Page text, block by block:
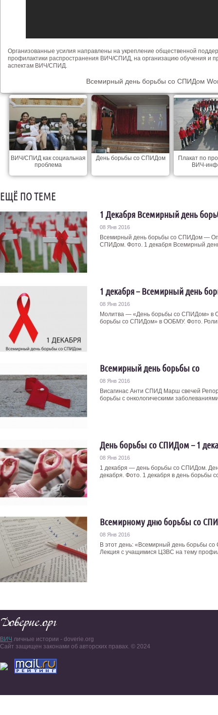
Организованные усилия направлены на укрепление общественной
профилактики распространения ВИЧ/СПИД, на организацию обучения и
аспектам ВИЧ/СПИД.
Всемирный день борьбы со СПИДом
ВИЧ/СПИД как социальная
проблема
День борьбы со СПИДом
Плакат по
ВИЧ-
ЕЩЁ ПО ТЕМЕ
1 Декабря Всемирный день
08 Янв 2016
Всемирный день борьбы со СПИДом —
СПИДом. Фото. 1 декабря Всемирный
1 декабря – Всемирный день
08 Янв 2016
Молитва — «День борьбы со СПИДом» в
борьбы со СПИДом» в ООБМУ. Фото.
Всемирный день борьбы со
08 Янв 2016
Висагинас Анти СПИД Марш свечей
борьбы с онкологическими
День борьбы со СПИДом – 1
08 Янв 2016
1 декабря — день борьбы со СПИДом.
декабря. Фото. 1 декабря в день борьбы
Всемирному дню борьбы со
08 Янв 2016
В этот день: «Всемирный день борьбы
Лекция с учащимися ЦЗВС на тему
ВИЧ личные истории - doverie.org
Сайт защищен законами об авторских правах. © 2024